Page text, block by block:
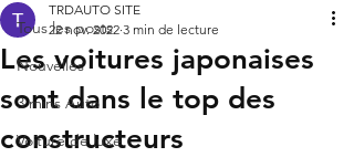
Tous les posts
Nouvelles
3 mins Auto
Voiture de luxe
Les voitures japonaises
sont dans le top des
constructeurs
TRDAUTO SITE
22 nov. 2022 3 min de lecture